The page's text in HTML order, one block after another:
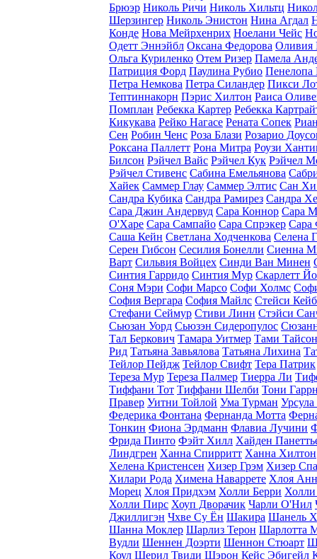
Брюэр Николь Ричи Николь Хильтц
Шерзингер Николь Энистон Нина Агдал
Конде Нова Мейрхенрих Ноелани Чейс
Одетт Эннэйбл Оксана Федорова Оливия
Ольга Куриленко Отем Ризер Памела
Патриция Форд Паулина Рубио Пенелопа
Петра Немкова Петра Силандер Пикси
Тептиннакорн Пэрис Хилтон Раиса
Помплан Ребекка Картер Ребекка
Кикукава Рейко Нагасе Рената Сопек
Сен Робин Ченс Роза Блази Розарио
Роксана Паллетт Рона Митра Роузи
Билсон Рэйчел Вайс Рэйчел Кук Рэйчел
Рэйчел Стивенс Сабина Емельянова
Хайек Саммер Глау Саммер Элтис Сан
Сандра Кубика Сандра Рамирез Сандра
Сара Джин Андервуд Сара Коннор Сара
О'Харе Сара Сампайо Сара Спрэкер Сара
Саша Кейн Светлана Ходченкова Селена
Серен Гибсон Сесилия Бонелли Сиенна
Варт Сильвия Войцех Синди Ван Минен
Синтия Гарридо Синтия Мур Скарлетт
Соня Мэри Софи Марсо Софи Холмс
София Вергара София Майлс Стейси
Стефани Сеймур Стиви Линн Стэйси
Сьюзан Уорд Сьюзэн Сидеропулос
Тал Беркович Тамара Уитмер Тами Тайсон
Рид Татьяна Завьялова Татьяна Лихина
Тейлор Пейдж Тейлор Свифт Тера Патрик
Тереза Мур Тереза Палмер Тиерра Ли
Тиффани Тот Тиффани Шелби Тони
Правер Уитни Тойлой Ума Турман
Федерика Фонтана Фернанда Мотта
Тонкин Фиона Эрдманн Флавиа Лучини
Фрида Пинто Фэйт Хилл Хайден
Линдгрен Ханна Спирритт Ханна Хилтон
Хелена Кристенсен Хизер Грэм Хизер
Хилари Рода Химена Наваррете Хлоя
Морец Хлоя Придхэм Холли Берри
Холли Пирс Хоуп Дворачик Чарли O'Нил
Джиллигэн Чхве Су Ён Шакира Шанель
Шанна Моклер Шарлиз Терон Шарлотта
Вудли Шеннен Доэрти Шеннон Стюарт
Коул Шерил Твиди Шэрон Кейс Эбигейл